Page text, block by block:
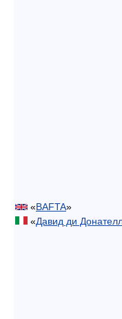
«BAFTA»
«Давид ди